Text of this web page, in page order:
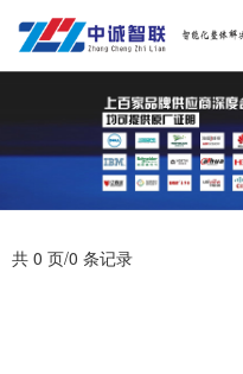
共 0 页/0 条记录